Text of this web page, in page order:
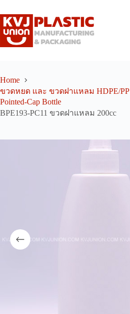
to
content
Home
ขวดหยด และ ขวดฝาแหลม HDPE/PP
Pointed-Cap Bottle
BPE193-PC11 ขวดฝาแหลม 200cc